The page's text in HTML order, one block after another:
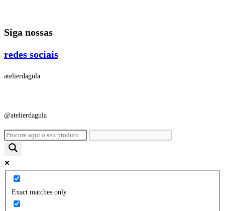
o
Siga nossas
redes sociais
atelierdagula
@atelierdagula
Exact matches only